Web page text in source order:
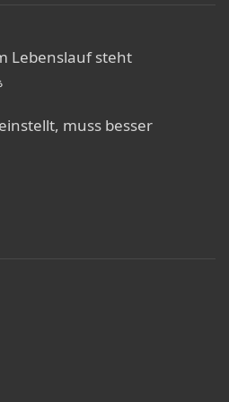
Lebenslauf steht
muss besser